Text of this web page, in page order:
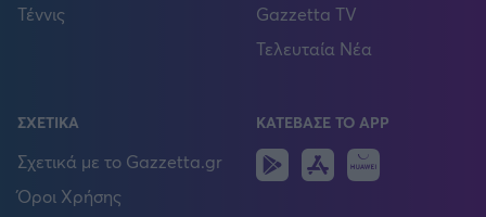
Τέννις
Gazzetta TV
Τελευταία Νέα
ΣΧΕΤΙΚΑ
Σχετικά με το Gazzetta.gr
Όροι Χρήσης
ΚΑΤΕΒΑΣΕ ΤΟ APP
Android
IOS